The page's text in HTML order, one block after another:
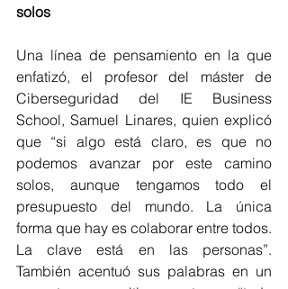
solos
Una línea de pensamiento en la que
enfatizó, el profesor del máster de
Ciberseguridad del IE Business
School, Samuel Linares, quien explicó
que “si algo está claro, es que no
podemos avanzar por este camino
solos, aunque tengamos todo el
presupuesto del mundo. La única
forma que hay es colaborar entre todos.
La clave está en las personas”.
También acentuó sus palabras en un